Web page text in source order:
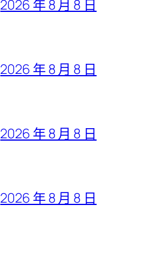
2026 年 8 月 8 日
2026 年 8 月 8 日
2026 年 8 月 8 日
2026 年 8 月 8 日